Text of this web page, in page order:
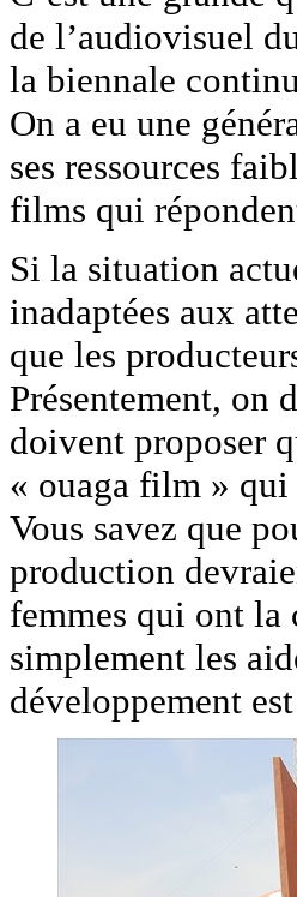
de l’audiovisuel
la biennale
On a eu une
ses ressources
films qui
Si la situation
inadaptées aux
que les
Présentement, on
doivent proposer
« ouaga film » qui
Vous savez que
production
femmes qui ont
simplement les
développement